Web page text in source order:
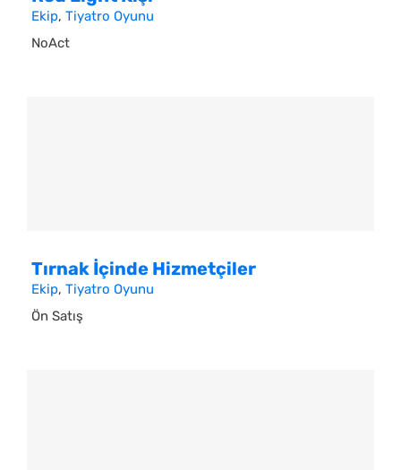
Ekip, Tiyatro Oyunu
NoAct
Tırnak İçinde Hizmetçiler
Ekip, Tiyatro Oyunu
Ön Satış